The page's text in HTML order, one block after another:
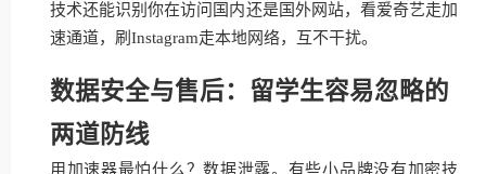
技术还能识别你在访问国内还是国外网站，看爱奇艺走加
速通道，刷Instagram走本地网络，互不干扰。
数据安全与售后：留学生容易忽略的
两道防线
用加速器最怕什么？数据泄露。有些小品牌没有加密技